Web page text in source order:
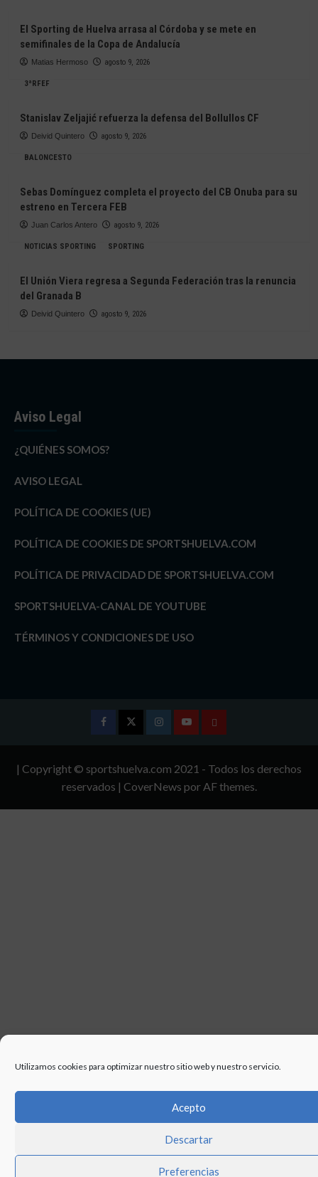
Utilizamos cookies para optimizar nuestro sitio web y nuestro servicio.
Acepto
Descartar
Preferencias
El Sporting de Huelva arrasa al Córdoba y se mete en
semifinales de la Copa de Andalucía
Matias Hermoso agosto 9, 2026
3ªRFEF
Stanislav Zeljajić refuerza la defensa del Bollullos CF
Deivid Quintero agosto 9, 2026
BALONCESTO
Sebas Domínguez completa el proyecto del CB Onuba para su
estreno en Tercera FEB
Juan Carlos Antero agosto 9, 2026
NOTICIAS SPORTING SPORTING
El Unión Viera regresa a Segunda Federación tras la renuncia
del Granada B
Deivid Quintero agosto 9, 2026
Aviso Legal
¿QUIÉNES SOMOS?
AVISO LEGAL
POLÍTICA DE COOKIES (UE)
POLÍTICA DE COOKIES DE SPORTSHUELVA.COM
POLÍTICA DE PRIVACIDAD DE SPORTSHUELVA.COM
SPORTSHUELVA-CANAL DE YOUTUBE
TÉRMINOS Y CONDICIONES DE USO
InstagramYoutubeTÉRMINOS
CONDICIONES
| Copyright © sportshuelva.com 2021 - Todos los derechos
reservados | CoverNews por AF themes.